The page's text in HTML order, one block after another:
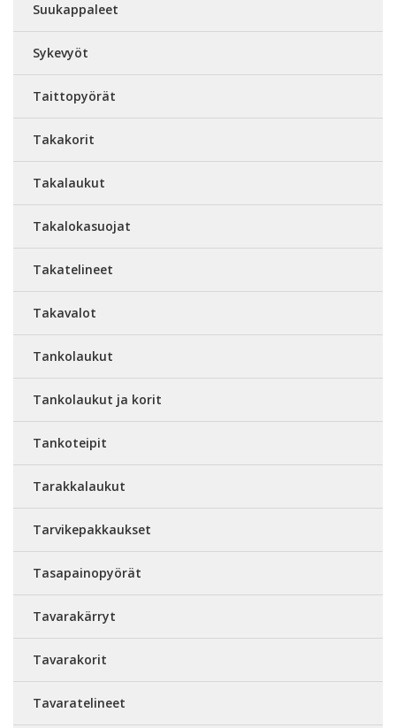
Suukappaleet
Sykevyöt
Taittopyörät
Takakorit
Takalaukut
Takalokasuojat
Takatelineet
Takavalot
Tankolaukut
Tankolaukut ja korit
Tankoteipit
Tarakkalaukut
Tarvikepakkaukset
Tasapainopyörät
Tavarakärryt
Tavarakorit
Tavaratelineet